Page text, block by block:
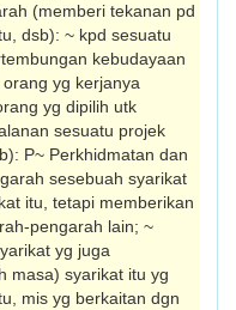
(memberi teka­n­an pd
dsb): ~ kpd sesuatu
kebudayaan
yg kerjanya
yg dipilih utk
sesuatu projek
P~ Per­khidmatan dan
sesebuah syarikat
itu, tetapi mem­berikan
pengarah lain; ~
yg juga
masa) syarikat itu yg
mis yg berkaitan dgn